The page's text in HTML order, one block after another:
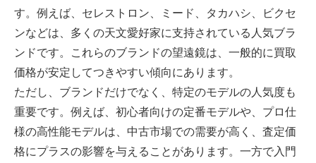
す。例えば、 セレストロン ミード タカハシ
ビクセ
ンなどは、多くの天文愛好家に支持されている人気ブラ
ンドです。これらのブランドの望遠鏡は、一般的に買取
価格が安定してつきやすい傾向にあります。
ただし、ブランドだけでなく、特定のモデルの人気度も
重要です。例えば、初心者向けの定番モデルや、プロ仕
様の高性能モデルは、中古市場での需要が高く、査定価
格にプラスの影響を与えることがあります。一方で入門